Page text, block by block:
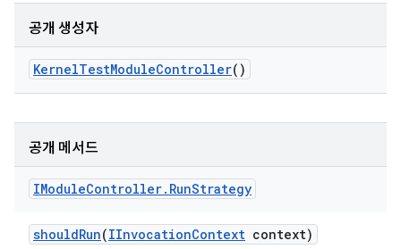
공개 생성자
KernelTestModuleController()
공개 메서드
IModuleController. RunStrategy
shouldRun(IInvocationContext context)